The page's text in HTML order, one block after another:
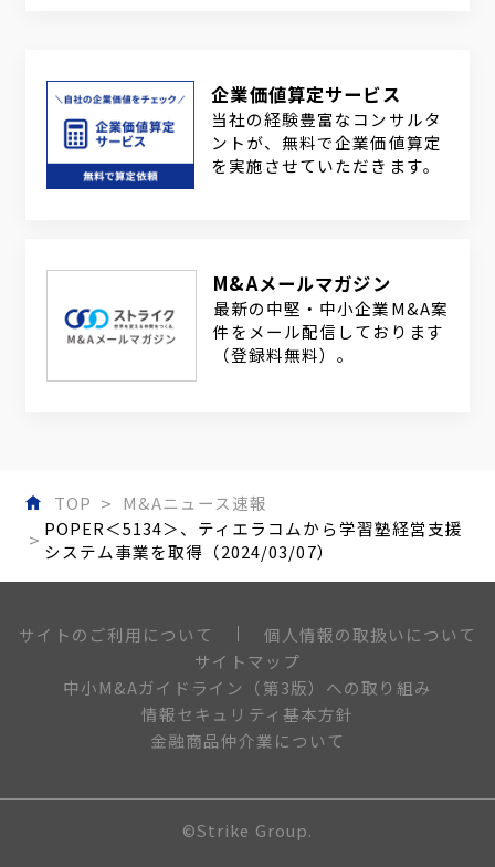
企業価値算定サービス
当社の経験豊富なコンサルタ
ントが、無料で企業価値算定
を実施させていただきます。
M&Aメールマガジン
最新の中堅・中小企業M&A案
件をメール配信しております
（登録料無料）。
TOP
M&Aニュース速報
POPER＜5134＞、ティエラコムから学習塾経営支援
システム事業を取得（2024/03/07）
サイトのご利用について
個人情報の取扱いについて
サイトマップ
中小M&Aガイドライン（第3版）への取り組み
情報セキュリティ基本方針
金融商品仲介業について
©Strike Group.